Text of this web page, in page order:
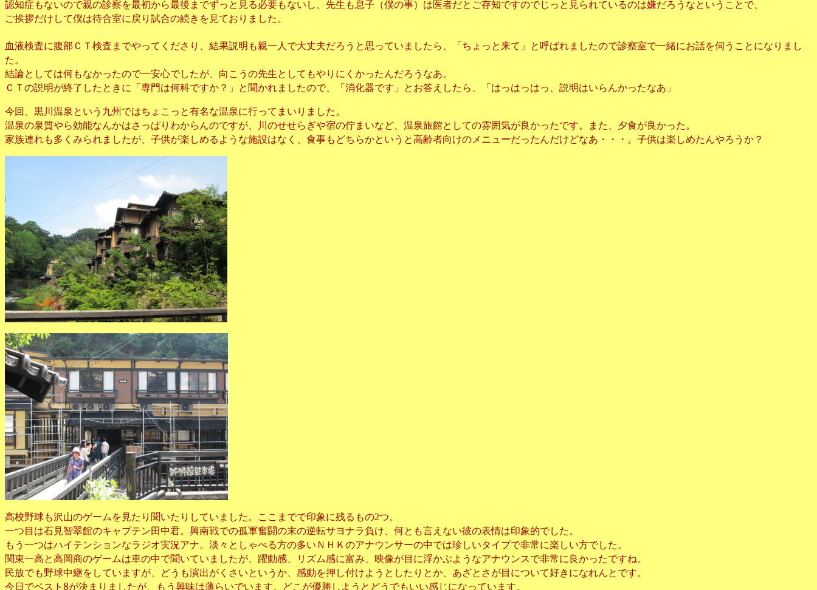
認知症もないので親の診察を最初から最後までずっと見る必要もないし、先生も息子（僕の事）は医者だとご存知ですのでじっと見られているのは嫌だろうなということで、
ご挨拶だけして僕は待合室に戻り試合の続きを見ておりました。
血液検査に腹部ＣＴ検査までやってくださり、結果説明も親一人で大丈夫だろうと思っていましたら、「ちょっと来て」と呼ばれましたので診察室で一緒にお話を伺うことになりまし
た。
結論としては何もなかったので一安心でしたが、向こうの先生としてもやりにくかったんだろうなあ。
ＣＴの説明が終了したときに「専門は何科ですか？」と聞かれましたので、「消化器です」とお答えしたら、「はっはっはっ、説明はいらんかったなあ」
今回、黒川温泉という九州ではちょこっと有名な温泉に行ってまいりました。
温泉の泉質やら効能なんかはさっぱりわからんのですが、川のせせらぎや宿の佇まいなど、温泉旅館としての雰囲気が良かったです。
また、夕食が良かった。
家族連れも多くみられましたが、子供が楽しめるような施設はなく、食事もどちらかというと高齢者向けのメニューだったんだけどなあ・・・。子供は楽しめたんやろうか？
高校野球も沢山のゲームを見たり聞いたりしていました。ここまでで印象に残るもの2つ。
一つ目は石見智翠館のキャプテン田中君。興南戦での孤軍奮闘の末の逆転サヨナラ負け、何とも言えない彼の表情は印象的でした。
もう一つはハイテンションなラジオ実況アナ。淡々としゃべる方の多いＮＨＫのアナウンサーの中では珍しいタイプで非常に楽しい方でした。
関東一高と高岡商のゲームは車の中で聞いていましたが、躍動感、リズム感に富み、映像が目に浮かぶようなアナウンスで非常に良かったですね。
民放でも野球中継をしていますが、どうも演出がくさいというか、感動を押し付けようとしたりとか、あざとさが目について好きになれんとです。
今日でベスト8が決まりましたが、もう興味は薄らいでいます。どこが優勝しようとどうでもいい感じになっています。